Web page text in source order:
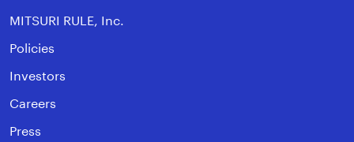
MITSURI RULE, Inc.
Policies
Investors
Careers
Press